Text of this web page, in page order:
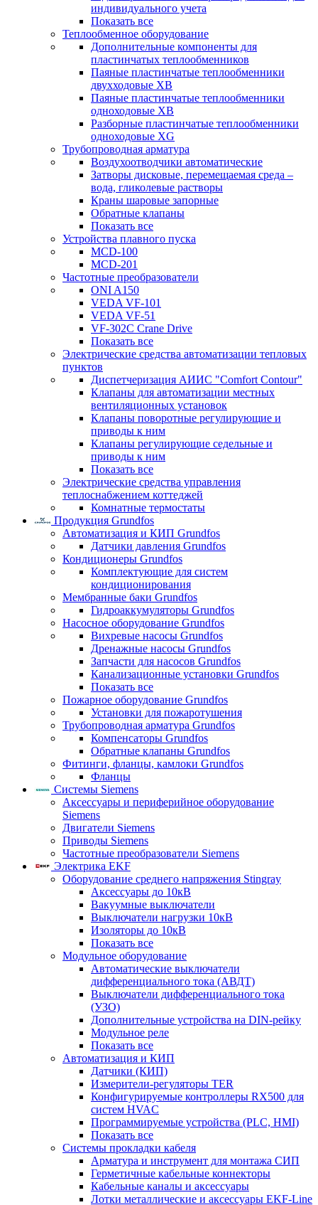
индивидуального учета
Показать все
Теплообменное оборудование
Дополнительные компоненты для
пластинчатых теплообменников
Паяные пластинчатые теплообменники
двухходовые XB
Паяные пластинчатые теплообменники
одноходовые ХВ
Разборные пластинчатые теплообменники
одноходовые ХG
Трубопроводная арматура
Воздухоотводчики автоматические
Затворы дисковые, перемещаемая среда –
вода, гликолевые растворы
Краны шаровые запорные
Обратные клапаны
Показать все
Устройства плавного пуска
MCD-100
MCD-201
Частотные преобразователи
ONI A150
VEDA VF-101
VEDA VF-51
VF-302C Crane Drive
Показать все
Электрические средства автоматизации тепловых
пунктов
Диспетчеризация АИИС "Comfort Contour"
Клапаны для автоматизации местных
вентиляционных установок
Клапаны поворотные регулирующие и
приводы к ним
Клапаны регулирующие седельные и
приводы к ним
Показать все
Электрические средства управления
теплоснабжением коттеджей
Комнатные термостаты
Продукция Grundfos
Автоматизация и КИП Grundfos
Датчики давления Grundfos
Кондиционеры Grundfos
Комплектующие для систем
кондиционирования
Мембранные баки Grundfos
Гидроаккумуляторы Grundfos
Насосное оборудование Grundfos
Вихревые насосы Grundfos
Дренажные насосы Grundfos
Запчасти для насосов Grundfos
Канализационные установки Grundfos
Показать все
Пожарное оборудование Grundfos
Установки для пожаротушения
Трубопроводная арматура Grundfos
Компенсаторы Grundfos
Обратные клапаны Grundfos
Фитинги, фланцы, камлоки Grundfos
Фланцы
Системы Siemens
Аксессуары и периферийное оборудование
Siemens
Двигатели Siemens
Приводы Siemens
Частотные преобразователи Siemens
Электрика EKF
Оборудование среднего напряжения Stingray
Аксессуары до 10кВ
Вакуумные выключатели
Выключатели нагрузки 10кВ
Изоляторы до 10кВ
Показать все
Модульное оборудование
Автоматические выключатели
дифференциального тока (АВДТ)
Выключатели дифференциального тока
(УЗО)
Дополнительные устройства на DIN-рейку
Модульное реле
Показать все
Автоматизация и КИП
Датчики (КИП)
Измерители-регуляторы TER
Конфигурируемые контроллеры RX500 для
систем HVAC
Программируемые устройства (PLC, HMI)
Показать все
Системы прокладки кабеля
Арматура и инструмент для монтажа СИП
Герметичные кабельные коннекторы
Кабельные каналы и аксессуары
Лотки металлические и аксессуары EKF-Line